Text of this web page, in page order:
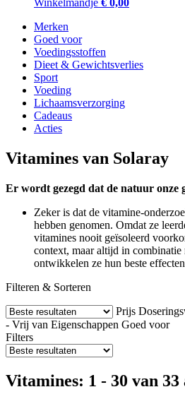
Winkelmandje € 0,00
Merken
Goed voor
Voedingsstoffen
Dieet & Gewichtsverlies
Sport
Voeding
Lichaamsverzorging
Cadeaus
Acties
Vitamines van Solaray
Er wordt gezegd dat de natuur onze
Zeker is dat de vitamine-
hebben genomen. Omdat ze
vitamines nooit geïsoleerd
context, maar altijd in
ontwikkelen ze hun beste
Filteren & Sorteren
Prijs
- Vrij van Eigenschappen Goed voor
Filters
Vitamines: 1 - 30 van